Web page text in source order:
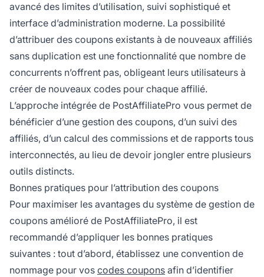
avancé des limites d’utilisation, suivi sophistiqué et
interface d’administration moderne. La possibilité
d’attribuer des coupons existants à de nouveaux affiliés
sans duplication est une fonctionnalité que nombre de
concurrents n’offrent pas, obligeant leurs utilisateurs à
créer de nouveaux codes pour chaque affilié.
L’approche intégrée de PostAffiliatePro vous permet de
bénéficier d’une gestion des coupons, d’un suivi des
affiliés, d’un calcul des commissions et de rapports tous
interconnectés, au lieu de devoir jongler entre plusieurs
outils distincts.
Bonnes pratiques pour l’attribution des coupons
Pour maximiser les avantages du système de gestion de
coupons amélioré de PostAffiliatePro, il est
recommandé d’appliquer les bonnes pratiques
suivantes : tout d’abord, établissez une convention de
nommage pour vos codes coupons afin d’identifier